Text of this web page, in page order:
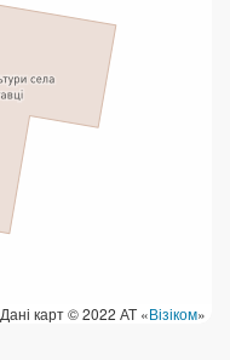
Дані карт © 2022 АТ «Візіком»